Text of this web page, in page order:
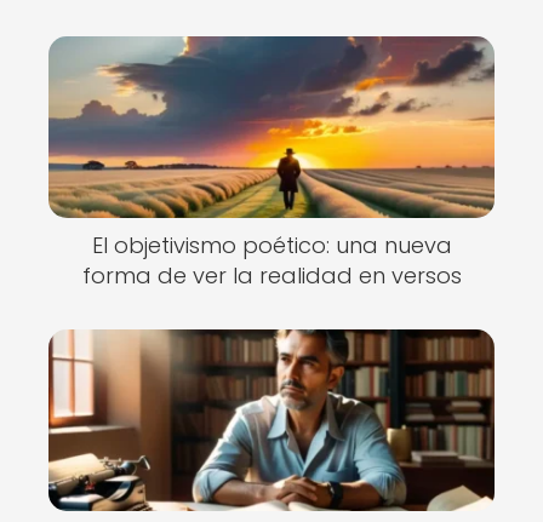
El objetivismo poético: una nueva
forma de ver la realidad en versos